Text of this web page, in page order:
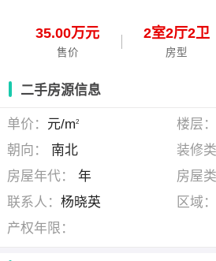
35.00万元
售价
2室2厅2卫
房型
二手房源信息
单价： 元/m2 楼层：
朝向：
南北 装修类
房屋年代：
年 房屋类
联系人：杨晓英 区域：
产权年限：